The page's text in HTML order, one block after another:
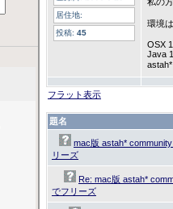
居住地:
投稿: 45
環境
OSX
Java
フラット表示
題名
mac版 astah*
リーズ
Re: mac版 astah*
でフリーズ